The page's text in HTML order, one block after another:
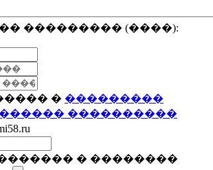
��������� (����):
� ���������
����������
� ��������